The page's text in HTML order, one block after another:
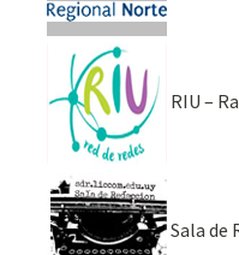
RIU –
Sala de